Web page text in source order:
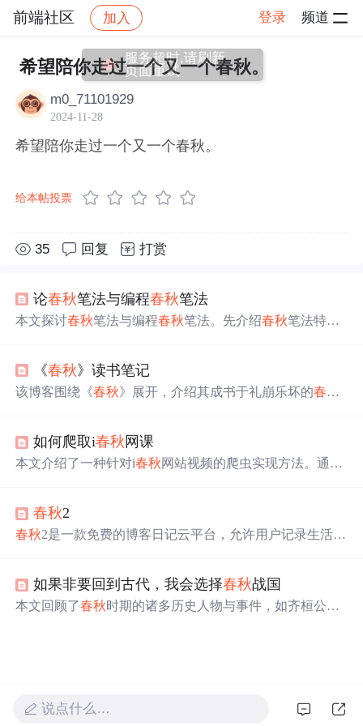
前端社区 加入 登录 频道
社区 前端社区 感慨 帖子详情
希望陪你走过一个又一个春秋。
m0_71101929
2024-11-28
希望陪你走过一个又一个春秋。
给本帖投票
35 回复 打赏
论春秋笔法与编程春秋笔法
本文探讨春秋笔法与编程春秋笔法。先介绍春秋笔法特
御方法，还探讨技术可行性、应用案例、挑战风险及伦理
问题，最后给出安全探索建议。
《春秋》读书笔记
该博客围绕《春秋》展开，介绍其成书于礼崩乐坏的春秋
其进行解读。《春秋》是儒家思想载体、史学奠基之作，
在现代研究中有重要价值，对当代社会也有诸多启示。
如何爬取i春秋 网课
本文介绍了一种针对i春秋网站视频的爬虫实现方法。通过
春秋2
春秋2是一款免费的博客日记云平台，允许用户记录生活点
密记录，每篇日记对应一个日期，每月最多上传31张照
片。
如果非要回到古代，我会选择春秋战国
本文回顾了春秋时期的诸多历史人物与事件，如齐桓公、
说点什么…
服务超时,请刷新
页面重试